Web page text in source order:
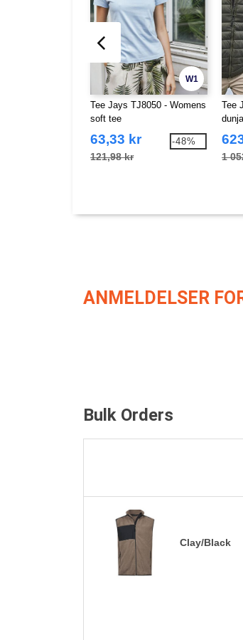
W1
Tee Jays TJ8050 - Womens
soft tee
63,33 kr
121,98 kr
-48%
Tee
1
ANMELDELSER
Bulk Orders
Clay/Black